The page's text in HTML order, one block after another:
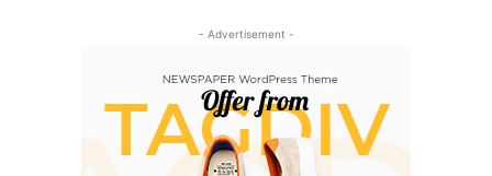
- Advertisement -